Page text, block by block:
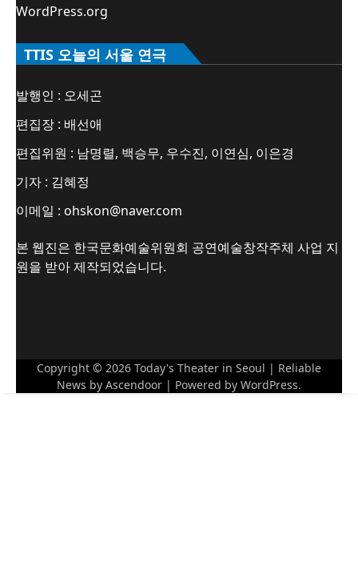
WordPress.org
TTIS 오늘의 서울 연극
발행인 : 오세곤
편집장 : 배선애
편집위원 : 남명렬, 백승무, 우수진, 이연심, 이은경
기자 : 김혜정
이메일 : ohskon@naver.com
본 웹진은 한국문화예술위원회 공연예술창작주체 사업 지
원을 받아 제작되었습니다.
Copyright © 2026 Today's Theater in Seoul | Reliable
News by Ascendoor | Powered by WordPress.